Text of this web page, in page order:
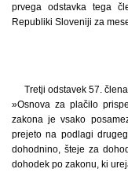
prvega odstavka tega
Republiki Sloveniji za
Tretji odstavek 57.
»Osnova za plačilo
zakona je vsako
prejeto na podlagi
dohodnino, šteje za
dohodek po zakonu, ki